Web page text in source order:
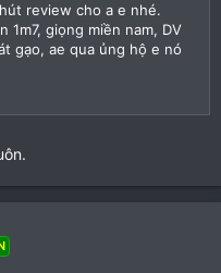
review cho a e nhé.
1m7, giọng miền nam, DV
gạo, ae qua ủng hộ e nó